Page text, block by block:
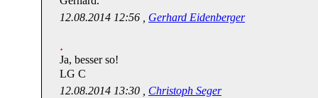
12.08.2014 12:56 , Gerhard Eidenberger
Ja, besser so!
LG C
12.08.2014 13:30 , Christoph Seger